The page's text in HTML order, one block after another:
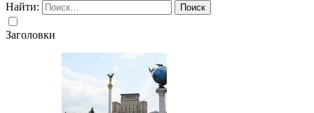
Найти:
Заголовки